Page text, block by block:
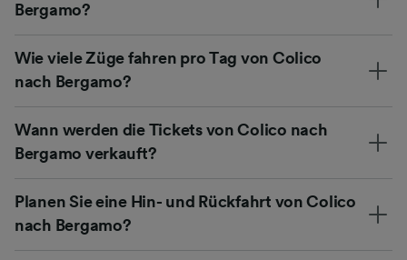
Bergamo?
Wie viele Züge fahren pro Tag von Colico
nach Bergamo?
Wann werden die Tickets von Colico nach
Bergamo verkauft?
Planen Sie eine Hin- und Rückfahrt von Colico
nach Bergamo?